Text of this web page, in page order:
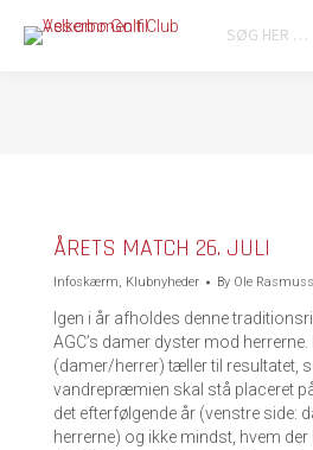
Search:
ÅRETS MATCH 26. JULI
Infoskærm, Klubnyheder By Ole
Igen i år afholdes denne
AGC’s damer dyster mod
(damer/herrer) tæller til resultatet,
vandrepræmien skal stå placeret
det efterfølgende år (venstre side:
herrerne) og ikke mindst, hvem